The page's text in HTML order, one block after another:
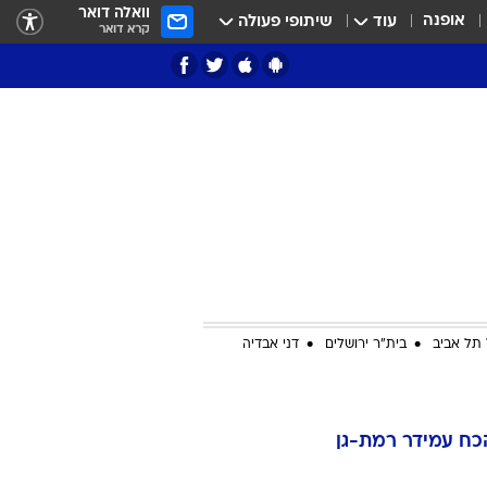
אופנה עוד שיתופי פעולה וואלה דואר
קרא דואר
תל אביב בית"ר ירושלים דני אבדיה
עמידר רמת-גן